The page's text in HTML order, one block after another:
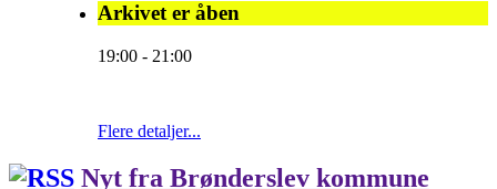
Arkivet er åben
19:00 - 21:00
Flere detaljer...
Nyt fra Brønderslev kommune